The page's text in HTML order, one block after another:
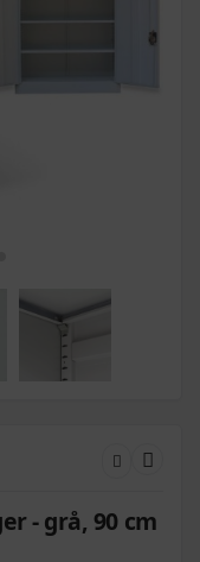
- grå, 90 cm